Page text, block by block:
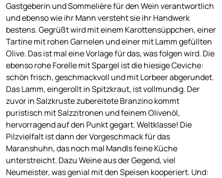
Gastgeberin und Sommelière für den Wein verantwortlich
und ebenso wie ihr Mann versteht sie ihr Handwerk
bestens. Gegrüßt wird mit einem Karottensüppchen, einer
Tartine mit rohen Garnelen und einer mit Lamm gefüllten
Olive. Das ist mal eine Vorlage für das, was folgen wird. Die
ebenso rohe Forelle mit Spargel ist die hiesige Ceviche:
schön frisch, geschmackvoll und mit Lorbeer abgerundet.
Das Lamm, eingerollt in Spitzkraut, ist vollmundig. Der
zuvor in Salzkruste zubereitete Branzino kommt
puristisch mit Salzzitronen und feinem Olivenöl,
hervorragend auf den Punkt gegart. Weltklasse! Die
Pilzvielfalt ist dann der Vorgeschmack für das
Maranshuhn, das noch mal Mandls feine Küche
unterstreicht. Dazu Weine aus der Gegend, viel
Neumeister, was genial mit den Speisen kooperiert. Und: